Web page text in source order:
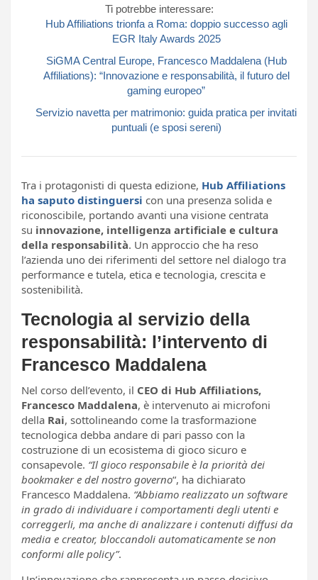
Ti potrebbe interessare:
Hub Affiliations trionfa a Roma: doppio successo agli
EGR Italy Awards 2025
SiGMA Central Europe, Francesco Maddalena (Hub
Affiliations): “Innovazione e responsabilità, il futuro del
gaming europeo”
Servizio navetta per matrimonio: guida pratica per invitati
puntuali (e sposi sereni)
Tra i protagonisti di questa edizione, Hub Affiliations
ha saputo distinguersi con una presenza solida e
riconoscibile, portando avanti una visione centrata
su innovazione, intelligenza artificiale e cultura
della responsabilità. Un approccio che ha reso
l’azienda uno dei riferimenti del settore nel dialogo tra
performance e tutela, etica e tecnologia, crescita e
sostenibilità.
Tecnologia al servizio della
responsabilità: l’intervento di
Francesco Maddalena
Nel corso dell’evento, il CEO di Hub Affiliations,
Francesco Maddalena, è intervenuto ai microfoni
della Rai, sottolineando come la trasformazione
tecnologica debba andare di pari passo con la
costruzione di un ecosistema di gioco sicuro e
consapevole. “Il gioco responsabile è la priorità dei
bookmaker e del nostro governo“, ha dichiarato
Francesco Maddalena. “Abbiamo realizzato un software
in grado di individuare i comportamenti degli utenti e
correggerli, ma anche di analizzare i contenuti diffusi da
media e creator, bloccandoli automaticamente se non
conformi alle policy”.